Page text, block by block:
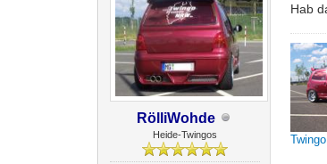
RölliWohde
Heide-Twingos
Hab